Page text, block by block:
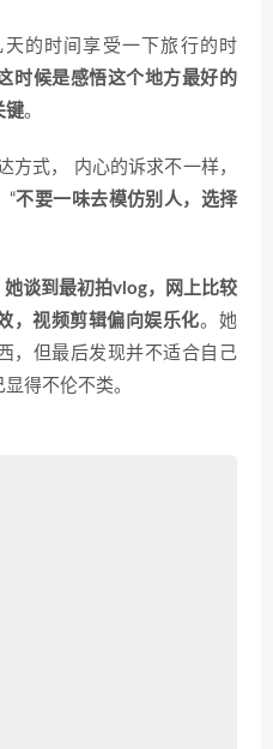
的时间享受一下旅行的时
时候是感悟这个地方最好的
键。
方式， 内心的诉求不一样，
“不要一味去模仿别人，选择
她谈到最初拍vlog，网上比较
，视频剪辑偏向娱乐化。她
，但最后发现并不适合自己
得不伦不类。